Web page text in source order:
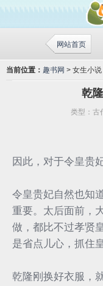
网站首页
当前位置： 趣书网 > 女生小
乾
类型：古
因此，对于令皇贵
令皇贵妃自然也知
重要。太后面前，
做，都比不过孝贤
是省点儿心，抓住
乾隆刚换好衣服，